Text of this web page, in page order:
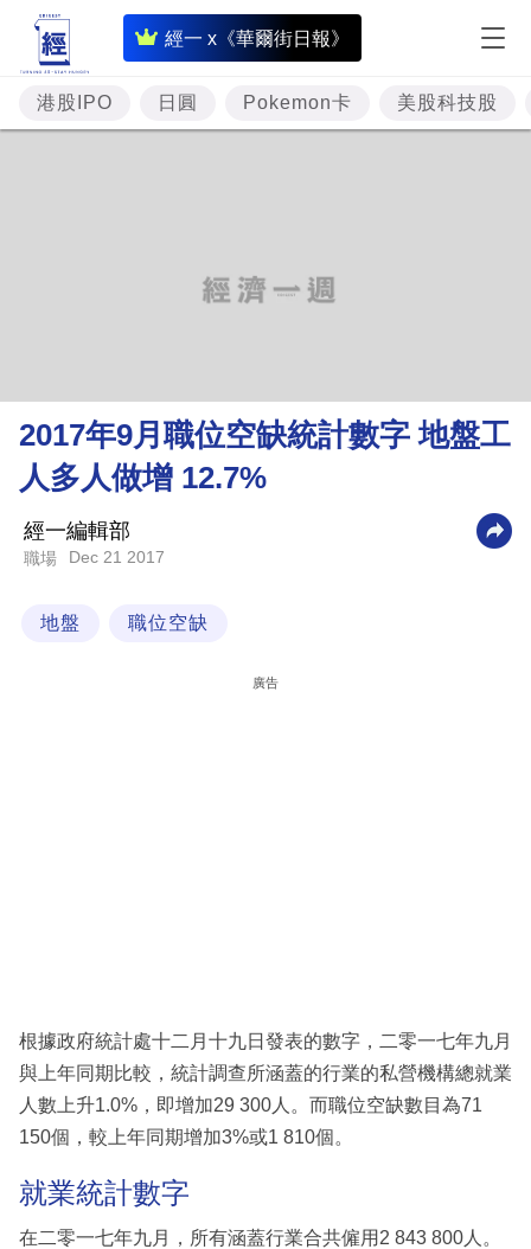
經一 x《華爾街日報》
即
時
財
經
理
財
商
科
區
港股IPO 日圓 Pokemon卡 美股科技股
2017年9月職位空缺統計數字 地盤工
人多人做增 12.7%
經一編輯部
職場 Dec 21 2017
地盤 職位空缺
廣告
根據政府統計處十二月十九日發表的數字，二零一七年九月
與上年同期比較，統計調查所涵蓋的行業的私營機構總就業
人數上升1.0%，即增加29 300人。而職位空缺數目為71
150個，較上年同期增加3%或1 810個。
就業統計數字
在二零一七年九月，所有涵蓋行業合共僱用2 843 800人。